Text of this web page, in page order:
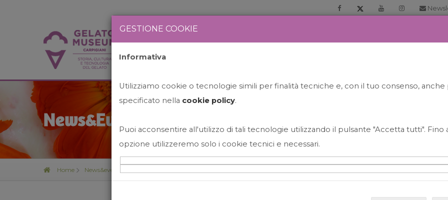
News&Events
Home News&events
GESTIONE COOKIE
Informativa
Utilizziamo cookie o tecnologie simili per finalità tecniche e, con il tuo consenso,
specificato nella cookie policy.
Puoi acconsentire all'utilizzo di tali tecnologie utilizzando il pulsante "Accetta tutti". Fino
opzione utilizzeremo solo i cookie tecnici e necessari.